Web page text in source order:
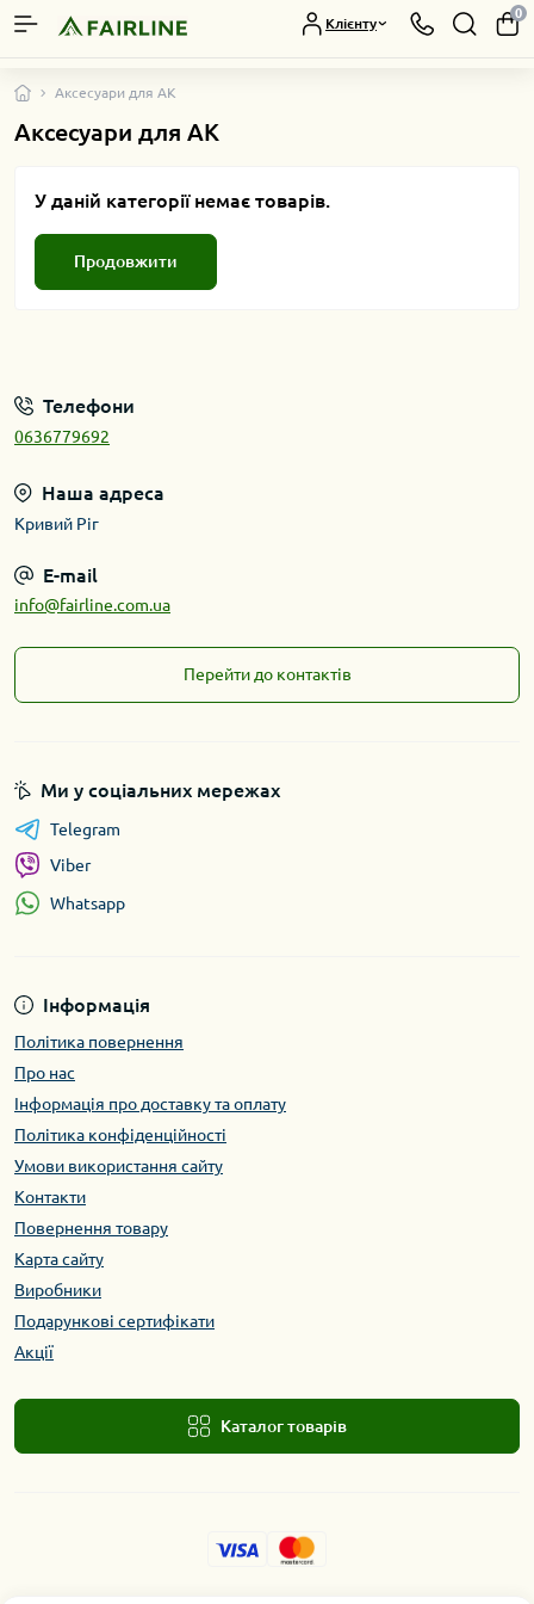
Клієнту
0
Аксесуари для АК
Аксесуари для АК
У даній категорії немає товарів.
Продовжити
Телефони
0636779692
Наша адреса
Кривий Ріг
E-mail
info@fairline.com.ua
Перейти до контактів
Інформація
Політика повернення
Про нас
Інформація про доставку та оплату
Політика конфіденційності
Умови використання сайту
Контакти
Повернення товару
Карта сайту
Виробники
Подарункові сертифікати
Акції
Каталог товарів
Ми у соціальних мережах
Telegram
Viber
Whatsapp